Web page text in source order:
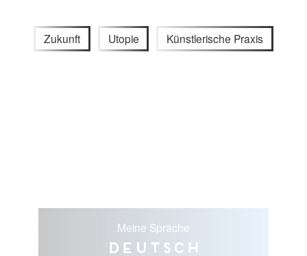
Zukunft Utopie Künstlerische Praxis
Meine Sprache
Deutsch